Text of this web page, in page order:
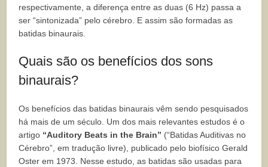
respectivamente, a diferença entre as duas (6 Hz) passa a
ser “sintonizada” pelo cérebro. E assim são formadas as
batidas binaurais.
Quais são os benefícios dos sons
binaurais?
Os benefícios das batidas binaurais vêm sendo pesquisados
há mais de um século. Um dos mais relevantes estudos é o
artigo “Auditory Beats in the Brain” (“Batidas Auditivas no
Cérebro”, em tradução livre), publicado pelo biofísico Gerald
Oster em 1973. Nesse estudo, as batidas são usadas para